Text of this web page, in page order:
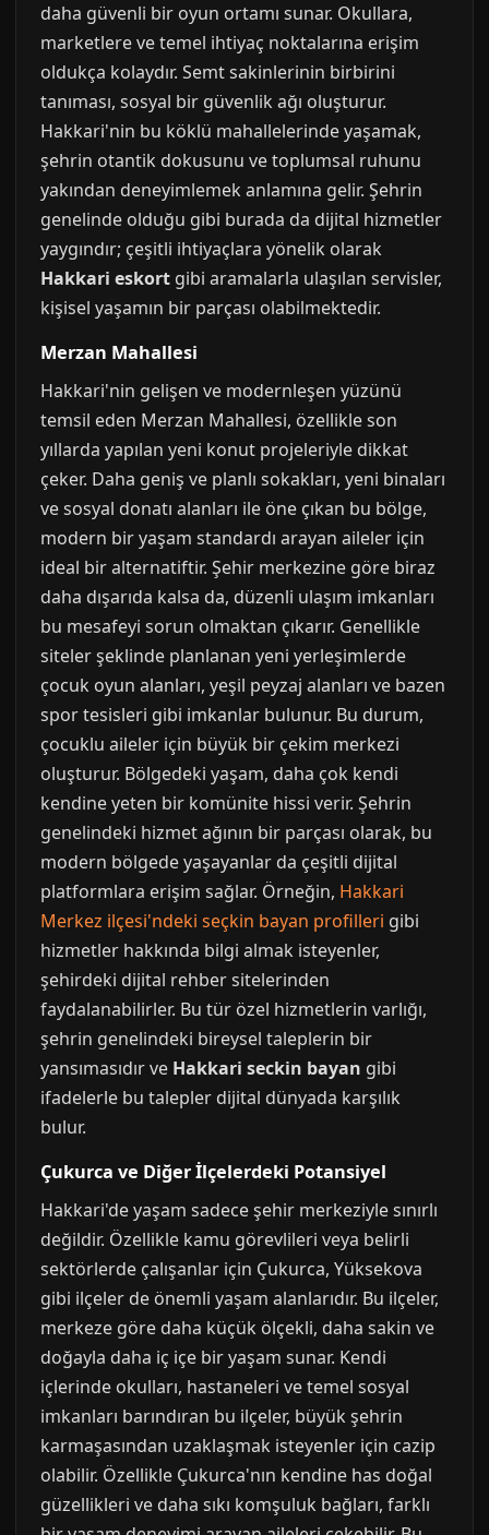
daha güvenli bir oyun ortamı sunar. Okullara,
marketlere ve temel ihtiyaç noktalarına erişim
oldukça kolaydır. Semt sakinlerinin birbirini
tanıması, sosyal bir güvenlik ağı oluşturur.
Hakkari'nin bu köklü mahallelerinde yaşamak,
şehrin otantik dokusunu ve toplumsal ruhunu
yakından deneyimlemek anlamına gelir. Şehrin
genelinde olduğu gibi burada da dijital hizmetler
yaygındır; çeşitli ihtiyaçlara yönelik olarak
Hakkari eskort gibi aramalarla ulaşılan servisler,
kişisel yaşamın bir parçası olabilmektedir.
Merzan Mahallesi
Hakkari'nin gelişen ve modernleşen yüzünü
temsil eden Merzan Mahallesi, özellikle son
yıllarda yapılan yeni konut projeleriyle dikkat
çeker. Daha geniş ve planlı sokakları, yeni binaları
ve sosyal donatı alanları ile öne çıkan bu bölge,
modern bir yaşam standardı arayan aileler için
ideal bir alternatiftir. Şehir merkezine göre biraz
daha dışarıda kalsa da, düzenli ulaşım imkanları
bu mesafeyi sorun olmaktan çıkarır. Genellikle
siteler şeklinde planlanan yeni yerleşimlerde
çocuk oyun alanları, yeşil peyzaj alanları ve bazen
spor tesisleri gibi imkanlar bulunur. Bu durum,
çocuklu aileler için büyük bir çekim merkezi
oluşturur. Bölgedeki yaşam, daha çok kendi
kendine yeten bir komünite hissi verir. Şehrin
genelindeki hizmet ağının bir parçası olarak, bu
modern bölgede yaşayanlar da çeşitli dijital
platformlara erişim sağlar. Örneğin, Hakkari
Merkez ilçesi'ndeki seçkin bayan profilleri gibi
hizmetler hakkında bilgi almak isteyenler,
şehirdeki dijital rehber sitelerinden
faydalanabilirler. Bu tür özel hizmetlerin varlığı,
şehrin genelindeki bireysel taleplerin bir
yansımasıdır ve Hakkari seckin bayan gibi
ifadelerle bu talepler dijital dünyada karşılık
bulur.
Çukurca ve Diğer İlçelerdeki Potansiyel
Hakkari'de yaşam sadece şehir merkeziyle sınırlı
değildir. Özellikle kamu görevlileri veya belirli
sektörlerde çalışanlar için Çukurca, Yüksekova
gibi ilçeler de önemli yaşam alanlarıdır. Bu ilçeler,
merkeze göre daha küçük ölçekli, daha sakin ve
doğayla daha iç içe bir yaşam sunar. Kendi
içlerinde okulları, hastaneleri ve temel sosyal
imkanları barındıran bu ilçeler, büyük şehrin
karmaşasından uzaklaşmak isteyenler için cazip
olabilir. Özellikle Çukurca'nın kendine has doğal
güzellikleri ve daha sıkı komşuluk bağları, farklı